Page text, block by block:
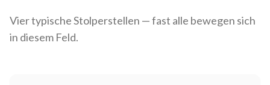
Vier typische Stolperstellen — fast alle bewegen sich
in diesem Feld.